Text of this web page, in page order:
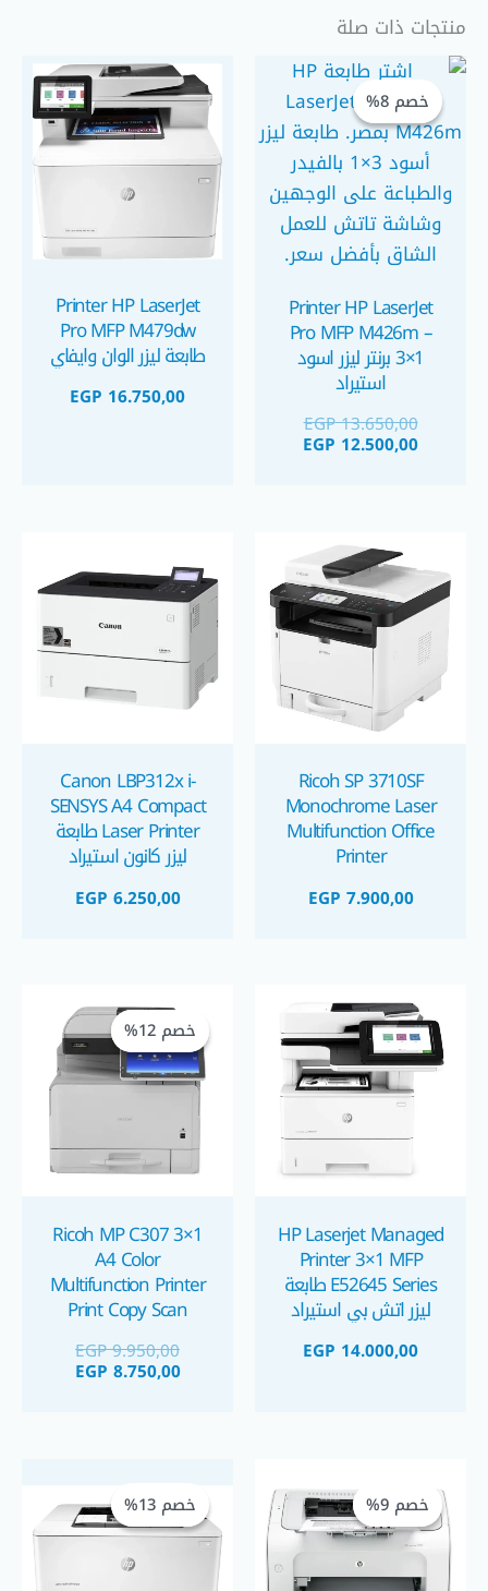
منتجات ذات صلة
خصم 8%
خصم 8%
Printer HP LaserJet
Pro MFP M426m –
3×1 برنتر ليزر اسود
استيراد
EGP13.650,00
السعر
الأصلي
هو:
EGP 13.650,00.
EGP 12.500,00
السعر
الحالي
هو:
EGP 12.500,00.
Printer HP LaserJet
Pro MFP M479dw
طابعة ليزر الوان وايفاي
EGP 16.750,00
Ricoh SP 3710SF
Monochrome Laser
Multifunction Office
Printer
EGP 7.900,00
Canon LBP312x i-
SENSYS A4 Compact
Laser Printer طابعة
ليزر كانون استيراد
EGP 6.250,00
HP Laserjet Managed
Printer 3×1 MFP
E52645 Series طابعة
ليزر اتش بي استيراد
EGP 14.000,00
خصم 12%
خصم 12%
Ricoh MP C307 3×1
A4 Color
Multifunction Printer
Print Copy Scan
طابعة ريكو استيراد
EGP9.950,00
الأصلي
هو:
9.950,00.
EGP 8.750,00
الحالي
هو:
8.750,00.
خصم 9%
خصم 9%
الأصلي
هو:
EGP 4.350,00.
الحالي
هو:
EGP 3.950,00.
خصم 13%
خصم 13% هو:
6.750,00.
هو:
5.900,00.